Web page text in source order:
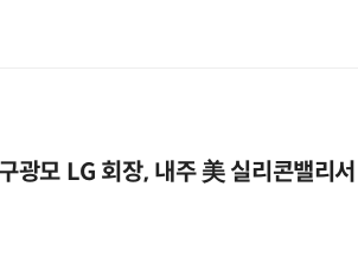
광모 LG 회장, 내주 美 실리콘밸리